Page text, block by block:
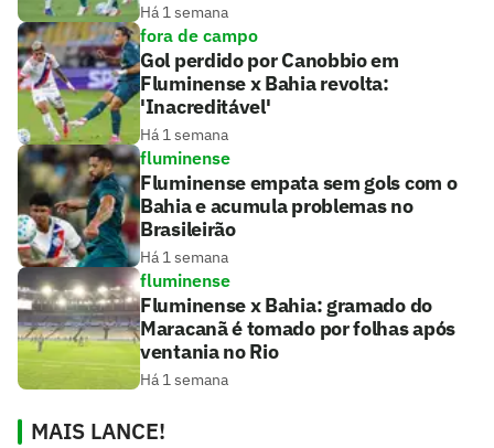
Há 1 semana
fora de campo
Gol perdido por Canobbio em
Fluminense x Bahia revolta:
'Inacreditável'
Há 1 semana
fluminense
Fluminense empata sem gols com o
Bahia e acumula problemas no
Brasileirão
Há 1 semana
fluminense
Fluminense x Bahia: gramado do
Maracanã é tomado por folhas após
ventania no Rio
Há 1 semana
MAIS LANCE!